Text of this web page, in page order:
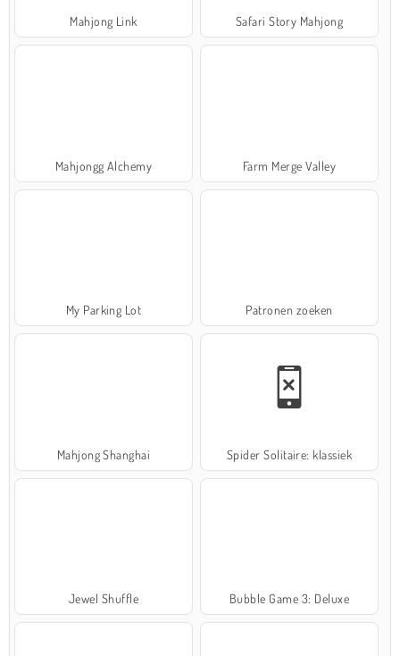
Mahjong Link Safari Story Mahjong
Mahjongg Alchemy Farm Merge Valley
My Parking Lot Patronen zoeken
Mahjong Shanghai Spider Solitaire: klassiek
Jewel Shuffle Bubble Game 3: Deluxe